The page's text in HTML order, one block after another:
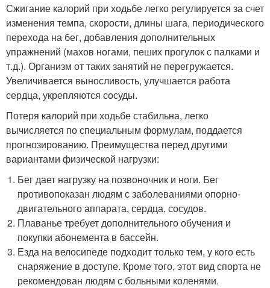
Сжигание калорий при ходьбе легко регулируется за счет
изменения темпа, скорости, длины шага, периодического
перехода на бег, добавления дополнительных
упражнений (махов ногами, пеших прогулок с палками и
т.д.). Организм от таких занятий не перегружается.
Увеличивается выносливость, улучшается работа
сердца, укрепляются сосуды.
Потеря калорий при ходьбе стабильна, легко
вычисляется по специальным формулам, поддается
прогнозированию. Преимущества перед другими
вариантами физической нагрузки:
Бег дает нагрузку на позвоночник и ноги. Бег
противопоказан людям с заболеваниями опорно-
двигательного аппарата, сердца, сосудов.
Плаванье требует дополнительного обучения и
покупки абонемента в бассейн.
Езда на велосипеде подходит только тем, у кого есть
снаряжение в доступе. Кроме того, этот вид спорта не
рекомендован людям с больными коленями.